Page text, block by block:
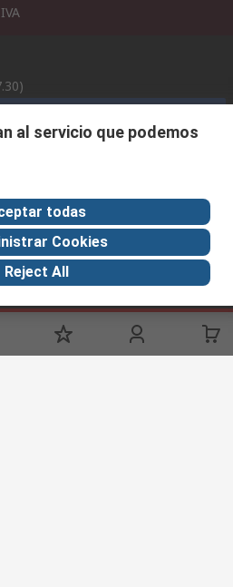
al servicio que podemos
todas
Cookies
Reject All